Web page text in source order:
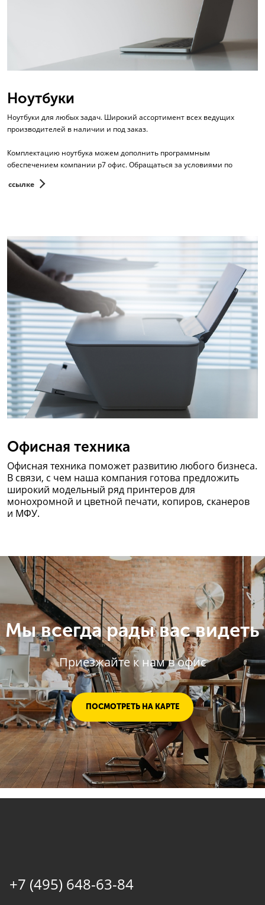
Ноутбуки
Ноутбуки для любых задач. Широкий ассортимент всех ведущих
производителей в наличии и под заказ.
Комплектацию ноутбука можем дополнить программным
обеспечением компании р7 офис. Обращаться за условиями по
ссылке
Офисная техника
Офисная техника поможет развитию любого бизнеса.
В связи, с чем наша компания готова предложить
широкий модельный ряд принтеров для
монохромной и цветной печати, копиров, сканеров
и МФУ.
Мы всегда рады вас видеть
Приезжайте к нам в офис
ПОСМОТРЕТЬ НА КАРТЕ
+7 (495) 648-63-84